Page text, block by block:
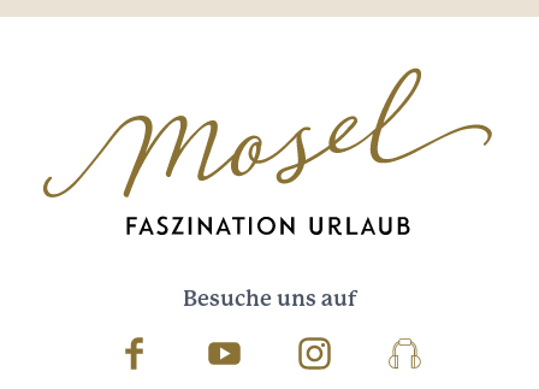
Besuche uns auf
Facebook Youtube InstagramPodcast